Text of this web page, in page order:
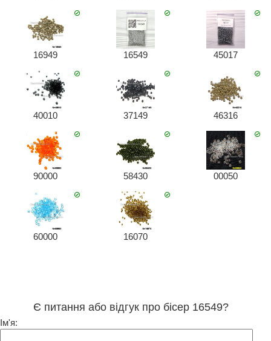
16949 16549 45017
40010 37149 46316
90000 58430 00050
60000 16070
Є питання або відгук про бісер 16549?
Ім'я: